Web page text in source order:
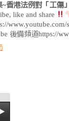
~香港法例對「工傷
like and share
後備頻道https://